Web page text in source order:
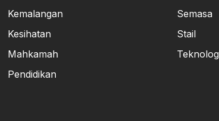
Kemalangan
Kesihatan
Mahkamah
Pendidikan
Semasa
Stail